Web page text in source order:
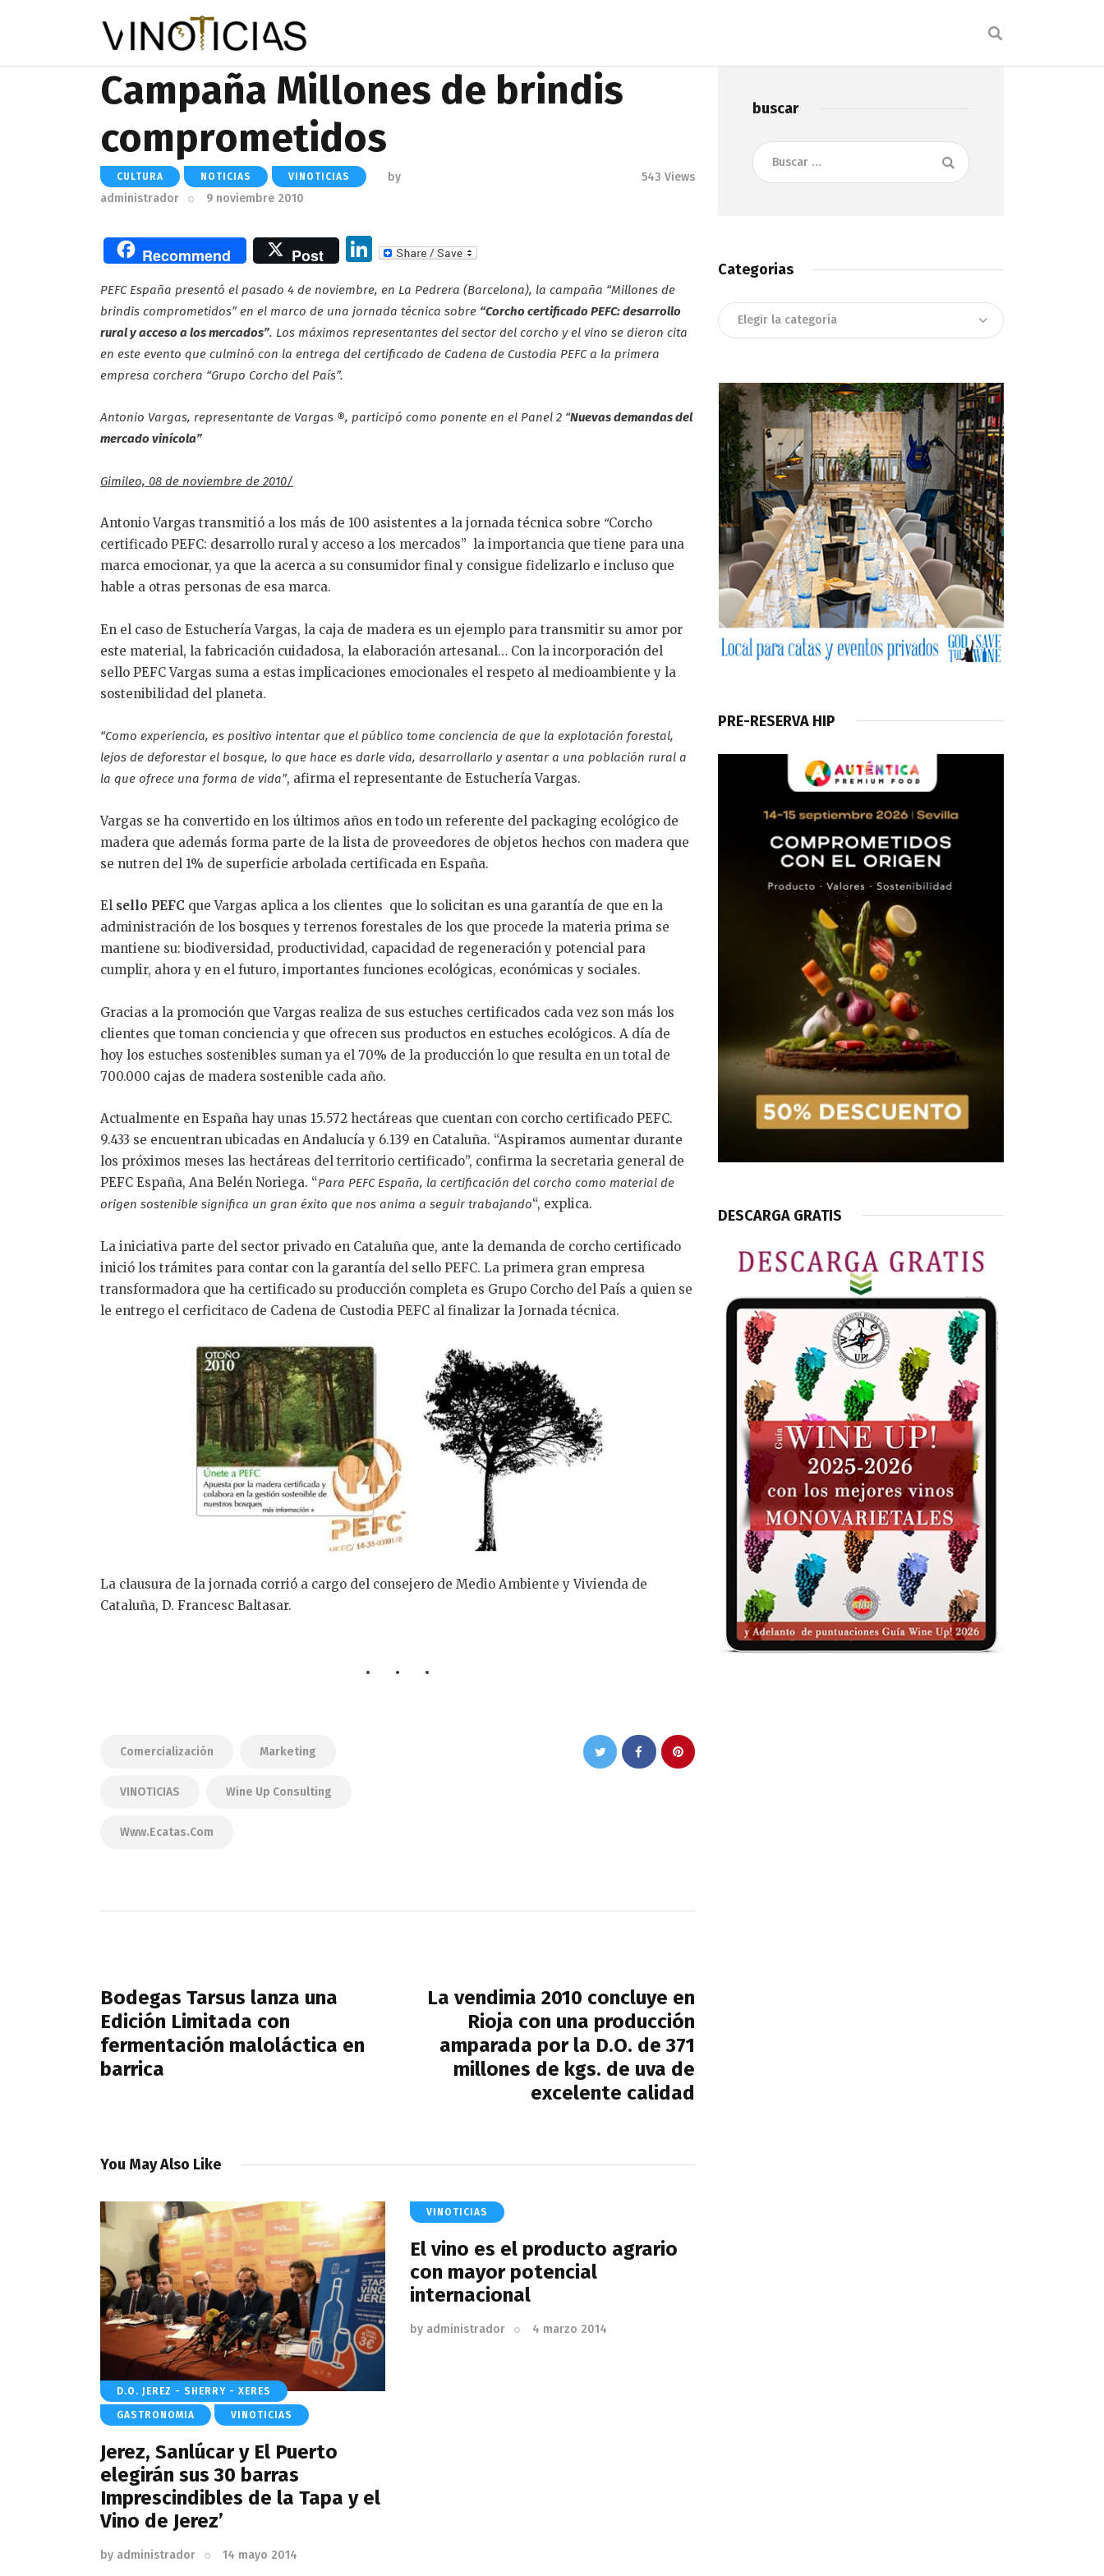
Campaña Millones de brindis
comprometidos
CULTURA NOTICIAS VINOTICIAS
by
administrador
9 noviembre 2010
543 Views
Recommend Post
Li
k
e
dI
PEFC España presentó el pasado 4 de noviembre, en La Pedrera (Barcelona), la campaña “Millones de
brindis comprometidos” en el marco de una jornada técnica sobre “Corcho certificado PEFC: desarrollo
rural y acceso a los mercados”. Los máximos representantes del sector del corcho y el vino se dieron cita
en este evento que culminó con la entrega del certificado de Cadena de Custodia PEFC a la primera
empresa corchera “Grupo Corcho del País”.
Antonio Vargas, representante de Vargas ®, participó como ponente en el Panel 2 “Nuevas demandas del
mercado vinícola”
Gimileo, 08 de noviembre de 2010/
Antonio Vargas transmitió a los más de 100 asistentes a la jornada técnica sobre “Corcho
certificado PEFC: desarrollo rural y acceso a los mercados” la importancia que tiene para una
marca emocionar, ya que la acerca a su consumidor final y consigue fidelizarlo e incluso que
hable a otras personas de esa marca.
En el caso de Estuchería Vargas, la caja de madera es un ejemplo para transmitir su amor por
este material, la fabricación cuidadosa, la elaboración artesanal… Con la incorporación del
sello PEFC Vargas suma a estas implicaciones emocionales el respeto al medioambiente y la
sostenibilidad del planeta.
“Como experiencia, es positivo intentar que el público tome conciencia de que la explotación forestal,
lejos de deforestar el bosque, lo que hace es darle vida, desarrollarlo y asentar a una población rural a
la que ofrece una forma de vida”, afirma el representante de Estuchería Vargas.
Vargas se ha convertido en los últimos años en todo un referente del packaging ecológico de
madera que además forma parte de la lista de proveedores de objetos hechos con madera que
se nutren del 1% de superficie arbolada certificada en España.
El sello PEFC que Vargas aplica a los clientes que lo solicitan es una garantía de que en la
administración de los bosques y terrenos forestales de los que procede la materia prima se
mantiene su: biodiversidad, productividad, capacidad de regeneración y potencial para
cumplir, ahora y en el futuro, importantes funciones ecológicas, económicas y sociales.
Gracias a la promoción que Vargas realiza de sus estuches certificados cada vez son más los
clientes que toman conciencia y que ofrecen sus productos en estuches ecológicos. A día de
hoy los estuches sostenibles suman ya el 70% de la producción lo que resulta en un total de
700.000 cajas de madera sostenible cada año.
Actualmente en España hay unas 15.572 hectáreas que cuentan con corcho certificado PEFC.
9.433 se encuentran ubicadas en Andalucía y 6.139 en Cataluña. “Aspiramos aumentar durante
los próximos meses las hectáreas del territorio certificado”, confirma la secretaria general de
PEFC España, Ana Belén Noriega. “Para PEFC España, la certificación del corcho como material de
origen sostenible significa un gran éxito que nos anima a seguir trabajando“, explica.
La iniciativa parte del sector privado en Cataluña que, ante la demanda de corcho certificado
inició los trámites para contar con la garantía del sello PEFC. La primera gran empresa
transformadora que ha certificado su producción completa es Grupo Corcho del País a quien se
le entrego el cerficitaco de Cadena de Custodia PEFC al finalizar la Jornada técnica.
La clausura de la jornada corrió a cargo del consejero de Medio Ambiente y Vivienda de
Cataluña, D. Francesc Baltasar.
Comercialización Marketing
VINOTICIAS Wine Up Consulting
Www.ecatas.com
entradas
Bodegas Tarsus lanza una
Edición Limitada con
fermentación maloláctica en
barrica
La vendimia 2010 concluye en
Rioja con una producción
amparada por la D.O. de 371
millones de kgs. de uva de
excelente calidad
You May Also Like
D.O. JEREZ - SHERRY - XERES
GASTRONOMIA VINOTICIAS
Jerez, Sanlúcar y El Puerto
elegirán sus 30 barras
Imprescindibles de la Tapa y el
Vino de Jerez’
by administrador 14 mayo 2014
VINOTICIAS
El vino es el producto agrario
con mayor potencial
internacional
by administrador 4 marzo 2014
buscar
Buscar:
Categorias
Categorias
PRE-RESERVA HIP
DESCARGA GRATIS